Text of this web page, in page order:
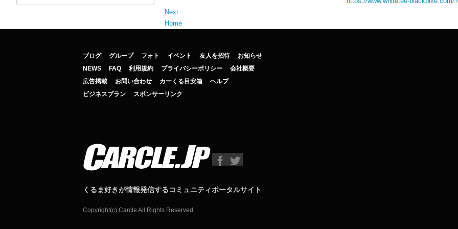
Next
Home
ブログ グループ フォト イベント 友人を招待
お知らせ
NEWS
FAQ 利用規約 プライバシーポリシー
会社概要
広告掲載
お問い合わせ カーくる目安箱
ヘルプ
ビジネスプラン
スポンサーリンク
くるま好きが情報発信するコミュニティポータルサイト
Copyright(c) Carcle All Rights Reserved.